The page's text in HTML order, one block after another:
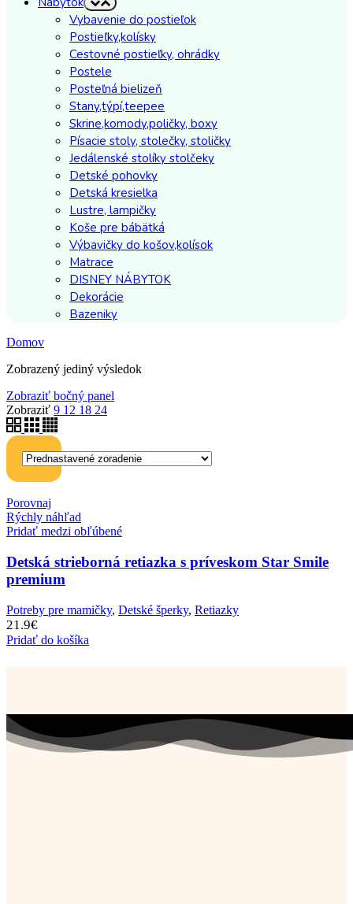
Vybavenie do postieľok
Postieľky,kolísky
Cestovné postieľky, ohrádky
Postele
Posteľná bielizeň
Stany,týpí,teepee
Skrine,komody,poličky, boxy
Písacie stoly, stolečky, stoličky
Jedálenské stolíky stolčeky
Detské pohovky
Detská kresielka
Lustre, lampičky
Koše pre bábätká
Výbavičky do košov,kolísok
Matrace
DISNEY NÁBYTOK
Dekorácie
Bazeniky
Domov
Zobrazený jediný výsledok
Zobraziť bočný panel
Zobraziť 9 12 18 24
Porovnaj
Rýchly náhľad
Pridať medzi obľúbené
Detská strieborná retiazka s príveskom Star Smile
premium
Potreby pre mamičky, Detské šperky, Retiazky
21.9€
Pridať do košíka